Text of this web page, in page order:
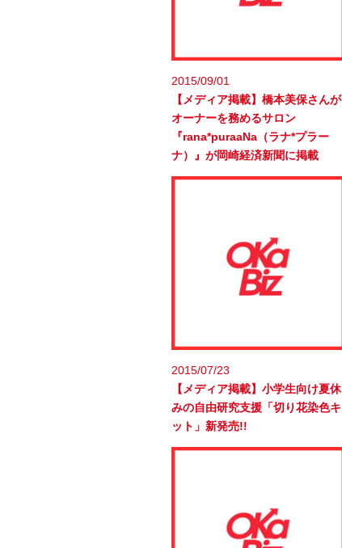
2015/09/01
【メディア掲載】橋本美保さんが
オーナーを務めるサロン
『rana*puraaNa（ラナ*プラー
ナ）』が岡崎経済新聞に掲載
2015/07/23
【メディア掲載】小学生向け夏休
みの自由研究支援「切り花染色キ
ット」新発売!!